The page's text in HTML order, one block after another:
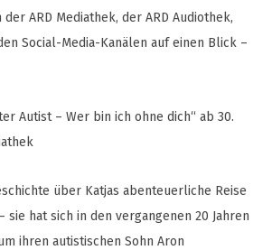
ARD Mediathek, der ARD Audiothek,
Social-Media-Kanälen auf einen Blick –
Autist – Wer bin ich ohne dich“ ab 30.
über Katjas abenteuerliche Reise
sie hat sich in den vergangenen 20 Jahren
ihren autistischen Sohn Aron